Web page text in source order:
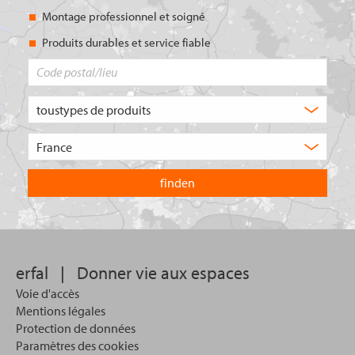
Montage professionnel et soigné
Produits durables et service fiable
de
recherchez-
vous
?
pays
dans
lequel
vous
souhaitez
recherche.
erfal | Donner vie aux espaces
Voie d'accès
Mentions légales
Protection de données
Paramètres des cookies